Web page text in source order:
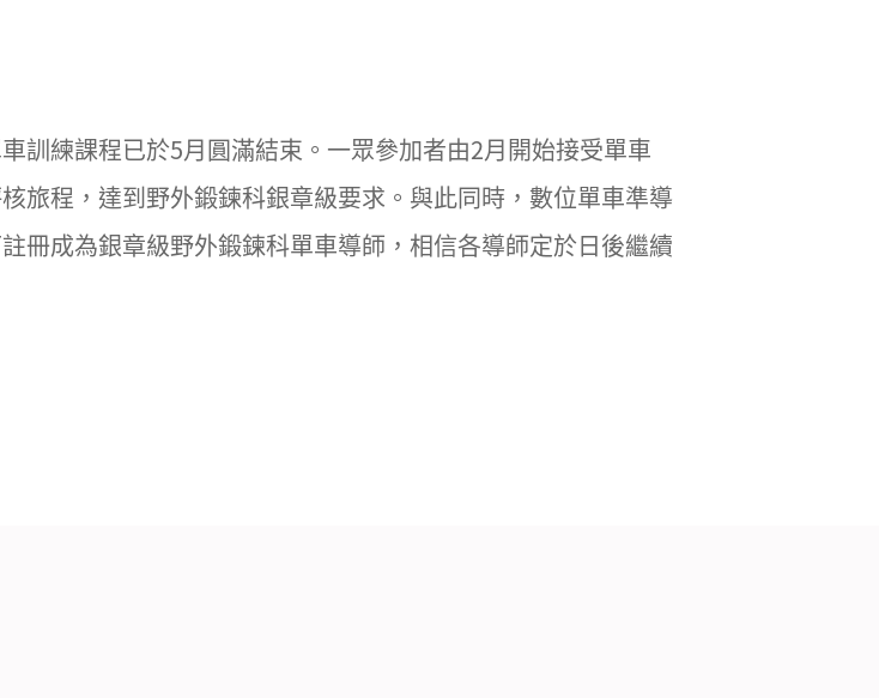
訓練課程已於5月圓滿結束。一眾參加者由2月開始接受單車
旅程，達到野外鍛鍊科銀章級要求。與此同時，數位單車準導
冊成為銀章級野外鍛鍊科單車導師，相信各導師定於日後繼續